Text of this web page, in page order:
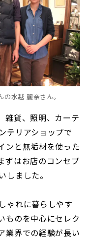
水越 麗奈さん。
雑貨、照明、カーテ
テリアショップで
ンと無垢材を使った
ずはお店のコンセプ
しました。
ゃれに暮らしやす
ものを中心にセレク
業界での経験が長い